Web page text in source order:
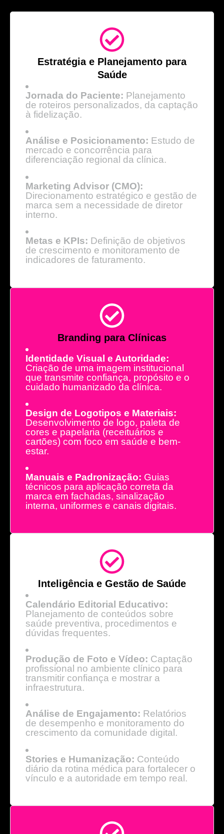
Estratégia e Planejamento para
Saúde
Jornada do Paciente: Planejamento
de roteiros personalizados, da captação
à fidelização.
Análise e Posicionamento: Estudo de
mercado e concorrência para
diferenciação regional da clínica.
Marketing Advisor (CMO):
Direcionamento estratégico e gestão de
marca sem a necessidade de diretor
interno.
Metas e KPIs: Definição de objetivos
de crescimento e monitoramento de
indicadores de faturamento.
Branding para Clínicas
Identidade Visual e Autoridade:
Criação de uma imagem institucional
que transmite confiança, propósito e o
cuidado humanizado da clínica.
Design de Logotipos e Materiais:
Desenvolvimento de logo, paleta de
cores e papelaria (receituários e
cartões) com foco em saúde e bem-
estar.
Manuais e Padronização: Guias
técnicos para aplicação correta da
marca em fachadas, sinalização
interna, uniformes e canais digitais.
Inteligência e Gestão de Saúde
Calendário Editorial Educativo:
Planejamento de conteúdos sobre
saúde preventiva, procedimentos e
dúvidas frequentes.
Produção de Foto e Vídeo: Captação
profissional no ambiente clínico para
transmitir confiança e mostrar a
infraestrutura.
Análise de Engajamento: Relatórios
de desempenho e monitoramento do
crescimento da comunidade digital.
Stories e Humanização: Conteúdo
diário da rotina médica para fortalecer o
vínculo e a autoridade em tempo real.